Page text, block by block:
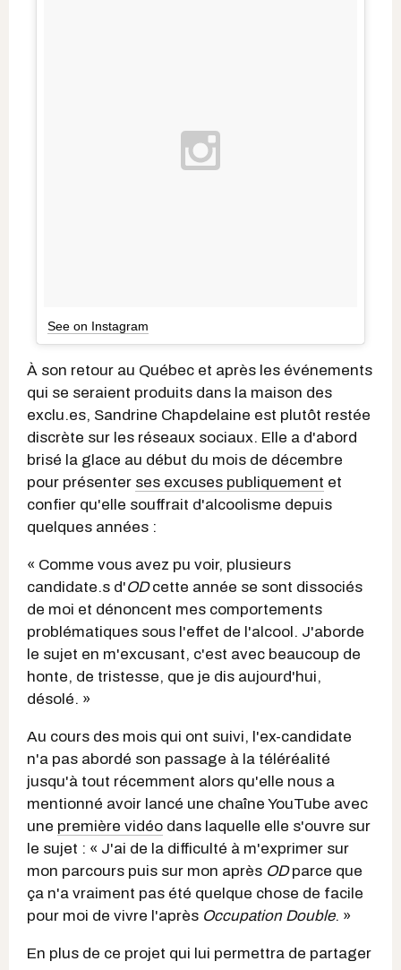
See on Instagram
À son retour au Québec et après les événements
qui se seraient produits dans la maison des
exclu.es, Sandrine Chapdelaine est plutôt restée
discrète sur les réseaux sociaux. Elle a d'abord
brisé la glace au début du mois de décembre
pour présenter ses excuses publiquement et
confier qu'elle souffrait d'alcoolisme depuis
quelques années :
« Comme vous avez pu voir, plusieurs
candidate.s d'ODcette année se sont dissociés
de moi et dénoncent mes comportements
problématiques sous l'effet de l'alcool. J'aborde
le sujet en m'excusant, c'est avec beaucoup de
honte, de tristesse, que je dis aujourd'hui,
désolé. »
Au cours des mois qui ont suivi, l'ex-candidate
n'a pas abordé son passage à la téléréalité
jusqu'à tout récemment alors qu'elle nous a
mentionné avoir lancé une chaîne YouTube avec
une première vidéo dans laquelle elle s'ouvre sur
le sujet : « J'ai de la difficulté à m'exprimer sur
mon parcours puis sur mon après ODparce que
ça n'a vraiment pas été quelque chose de facile
pour moi de vivre l'après Occupation Double. »
En plus de ce projet qui lui permettra de partager